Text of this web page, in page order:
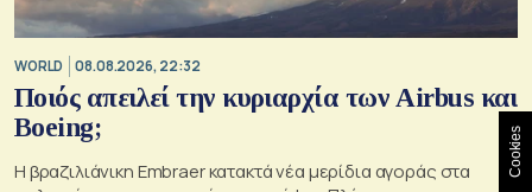
WORLD 08.08.2026, 22:32
Ποιός απειλεί την κυριαρχία των Airbus και
Boeing;
Η βραζιλιάνικη Embraer κατακτά νέα μερίδια αγοράς στα
Cookies